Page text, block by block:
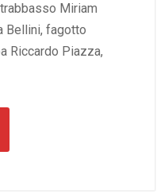
Miriam
Bellini, fagotto
Riccardo Piazza,